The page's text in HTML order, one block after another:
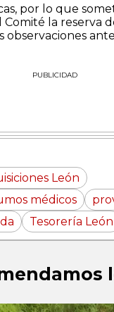
por lo que
Comité la reserva
observaciones
PUBLICIDAD
León
médicos
Tesorería León